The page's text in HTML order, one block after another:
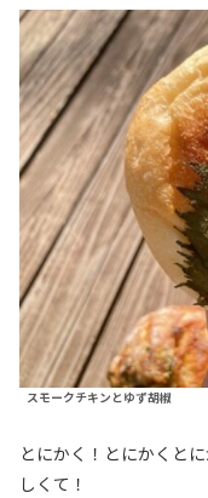
スモークチキンとゆず胡椒
とにかく！とにかくと
しくて！